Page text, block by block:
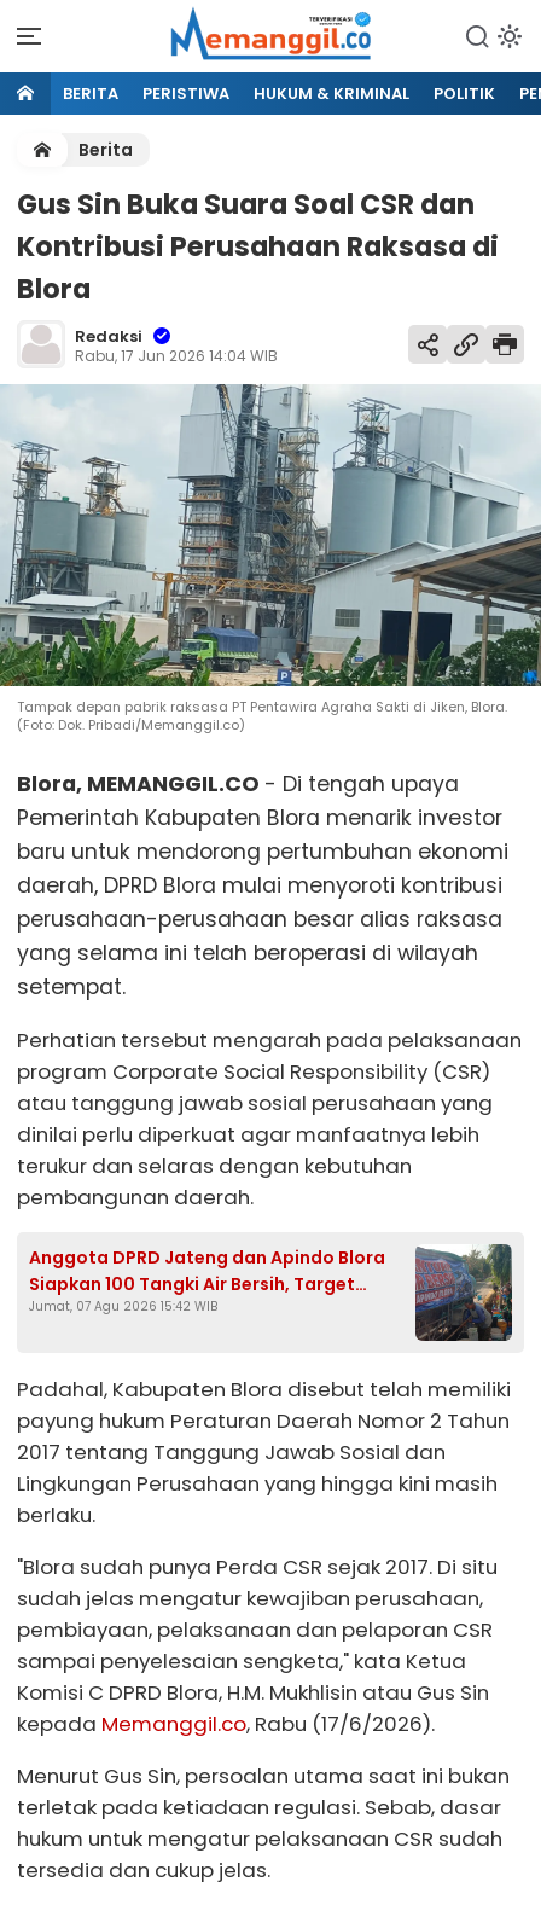
BERITA PERISTIWA HUKUM & KRIMINAL POLITIK
Berita
Gus Sin Buka Suara Soal CSR dan
Kontribusi Perusahaan Raksasa di
Blora
Redaksi
Rabu, 17 Jun 2026 14:04 WIB
Tampak depan pabrik raksasa PT Pentawira Agraha Sakti di Jiken, Blora.
(Foto: Dok. Pribadi/Memanggil.co)
Blora, MEMANGGIL.CO - Di tengah upaya
Pemerintah Kabupaten Blora menarik investor
baru untuk mendorong pertumbuhan ekonomi
daerah, DPRD Blora mulai menyoroti kontribusi
perusahaan-perusahaan besar alias raksasa
yang selama ini telah beroperasi di wilayah
setempat.
Perhatian tersebut mengarah pada pelaksanaan
program Corporate Social Responsibility (CSR)
atau tanggung jawab sosial perusahaan yang
dinilai perlu diperkuat agar manfaatnya lebih
terukur dan selaras dengan kebutuhan
pembangunan daerah.
Anggota DPRD Jateng dan Apindo Blora
Siapkan 100 Tangki Air Bersih, Target
Jangkau Seluruh Desa Terdampak
Jumat, 07 Agu 2026 15:42 WIB
Padahal, Kabupaten Blora disebut telah memiliki
payung hukum Peraturan Daerah Nomor 2 Tahun
2017 tentang Tanggung Jawab Sosial dan
Lingkungan Perusahaan yang hingga kini masih
berlaku.
"Blora sudah punya Perda CSR sejak 2017. Di situ
sudah jelas mengatur kewajiban perusahaan,
pembiayaan, pelaksanaan dan pelaporan CSR
sampai penyelesaian sengketa," kata Ketua
Komisi C DPRD Blora, H.M. Mukhlisin atau Gus Sin
kepada Memanggil.co, Rabu (17/6/2026).
Menurut Gus Sin, persoalan utama saat ini bukan
terletak pada ketiadaan regulasi. Sebab, dasar
hukum untuk mengatur pelaksanaan CSR sudah
tersedia dan cukup jelas.